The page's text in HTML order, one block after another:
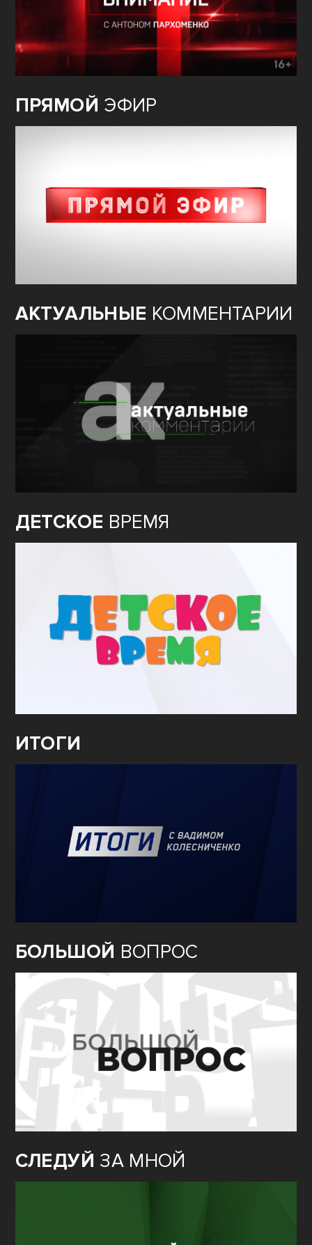
ПРЯМОЙ ЭФИР
АКТУАЛЬНЫЕ КОММЕНТАРИИ
ДЕТСКОЕ ВРЕМЯ
ИТОГИ
БОЛЬШОЙ ВОПРОС
СЛЕДУЙ ЗА МНОЙ